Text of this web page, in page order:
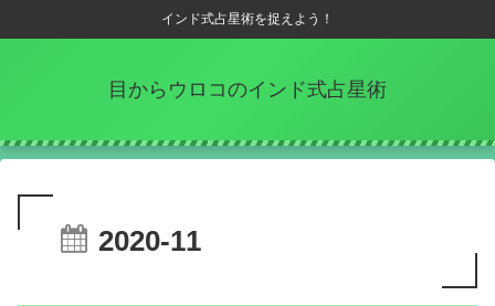
インド式占星術を捉えよう！
目からウロコのインド式占星術
2020-11